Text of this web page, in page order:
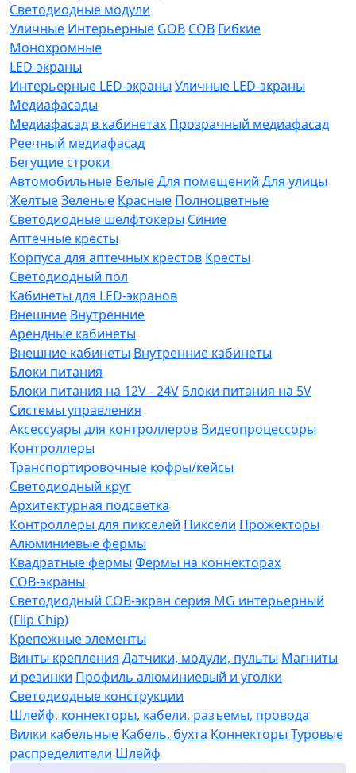
Светодиодные модули
Уличные Интерьерные GOB COB Гибкие
Монохромные
LED-экраны
Интерьерные LED-экраны Уличные LED-экраны
Медиафасады
Медиафасад в кабинетах Прозрачный медиафасад
Реечный медиафасад
Бегущие строки
Автомобильные БелыеДля помещений Для улицы
ЖелтыеЗеленые Красные Полноцветные
Светодиодные шелфтокеры Синие
Аптечные кресты
Корпуса для аптечных крестов Кресты
Светодиодный пол
Кабинеты для LED-экранов
Внешние Внутренние
Арендные кабинеты
Внешние кабинеты Внутренние кабинеты
Блоки питания
Блоки питания на 12V - 24V Блоки питания на 5V
Системы управления
Аксессуары для контроллеров Видеопроцессоры
Контроллеры
Транспортировочные кофры/кейсы
Светодиодный круг
Архитектурная подсветка
Контроллеры для пикселей Пиксели Прожекторы
Алюминиевые фермы
Квадратные фермы Фермы на коннекторах
COB-экраны
Светодиодный COB-экран серия MG интерьерный
(Flip Chip)
Крепежные элементы
Винты крепления Датчики, модули, пульты Магниты
и резинки Профиль алюминиевый и уголки
Светодиодные конструкции
Шлейф, коннекторы, кабели, разъемы, провода
Вилки кабельные Кабель, бухта Коннекторы Туровые
распределители Шлейф